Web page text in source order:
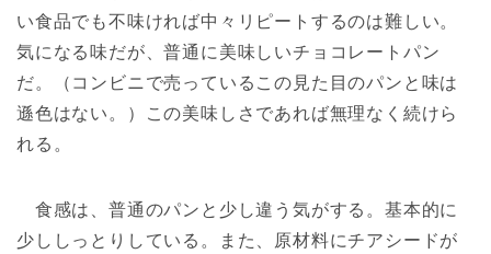
い食品でも不味ければ中々リピートするのは難しい。
気になる味だが、普通に美味しいチョコレートパン
だ。（コンビニで売っているこの見た目のパンと味は
遜色はない。）この美味しさであれば無理なく続けら
れる。
食感は、普通のパンと少し違う気がする。基本的に
少ししっとりしている。また、原材料にチアシードが